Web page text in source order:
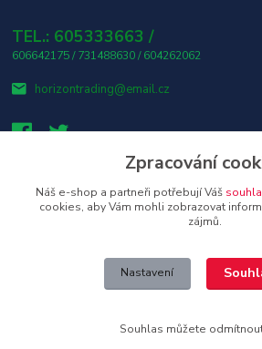
TEL.: 605333663 /
606642175 / 731488630 / 604262062
horizontrading@email.cz
👤 Osobní odběr s platbou v
elektroniky a
Zpracování
Náš e-shop a partneři potřebují Váš
cookies, aby Vám mohli zobrazovat
zájmů.
Nastavení
Souhlas můžete